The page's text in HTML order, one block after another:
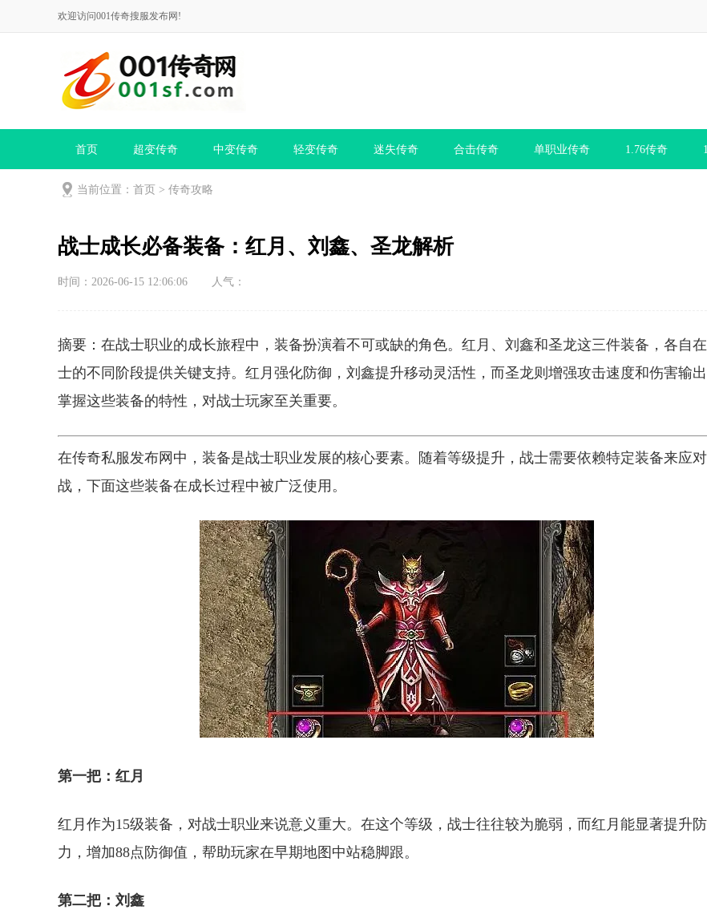
欢迎访问001传奇搜服发布网!
首页 超变传奇 中变传奇 轻变传奇 迷失传奇 合击传奇 单职业传奇 1.76传奇
当前位置： 首页 > 传奇攻略
战士成长必备装备：红月、刘鑫、圣龙解析
时间：2026-06-15 12:06:06 人气：
摘要：在战士职业的成长旅程中，装备扮演着不可或缺的角色。红月、刘鑫和圣龙这三件装备，各自
士的不同阶段提供关键支持。红月强化防御，刘鑫提升移动灵活性，而圣龙则增强攻击速度和伤害输出
掌握这些装备的特性，对战士玩家至关重要。
在传奇私服发布网中，装备是战士职业发展的核心要素。随着等级提升，战士需要依赖特定装备来应
战，下面这些装备在成长过程中被广泛使用。
第一把：红月
红月作为15级装备，对战士职业来说意义重大。在这个等级，战士往往较为脆弱，而红月能显著提升
力，增加88点防御值，帮助玩家在早期地图中站稳脚跟。
第二把：刘鑫